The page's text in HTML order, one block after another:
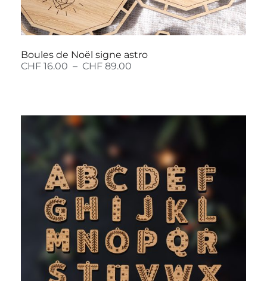
Boules de Noël signe astro
CHF 16.00 – CHF 89.00